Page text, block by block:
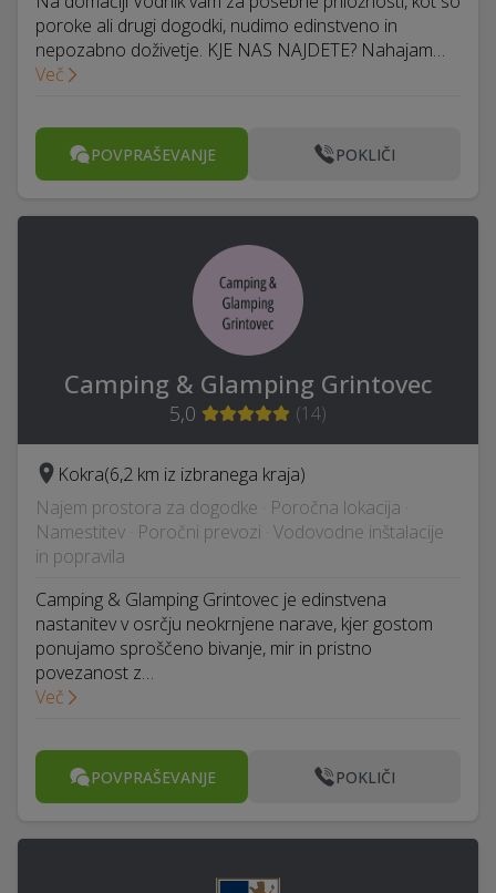
poroke ali drugi dogodki, nudimo edinstveno in
nepozabno doživetje. KJE NAS NAJDETE? Nahajam…
Več
POVPRAŠEVANJE POKLIČI
Camping & Glamping Grintovec
5,0 (14)
Kokra(6,2 km iz izbranega kraja)
Najem prostora za dogodke · Poročna lokacija ·
Namestitev · Poročni prevozi · Vodovodne inštalacije
in popravila
Camping & Glamping Grintovec je edinstvena
nastanitev v osrčju neokrnjene narave, kjer gostom
ponujamo sproščeno bivanje, mir in pristno
povezanost z…
Več
POVPRAŠEVANJE POKLIČI